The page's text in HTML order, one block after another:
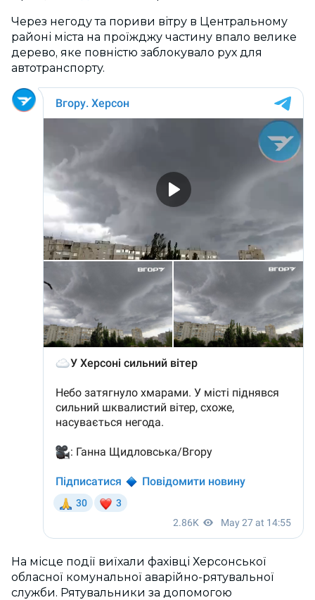
Через негоду та пориви вітру в Центральному
районі міста на проїжджу частину впало велике
дерево, яке повністю заблокувало рух для
автотранспорту.
На місце події виїхали фахівці Херсонської
обласної комунальної аварійно-рятувальної
служби. Рятувальники за допомогою